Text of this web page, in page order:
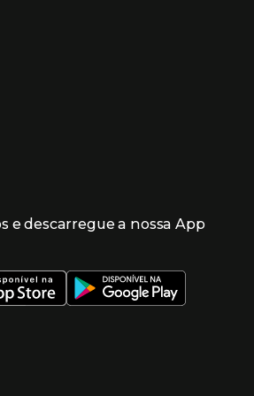
e descarregue a nossa App